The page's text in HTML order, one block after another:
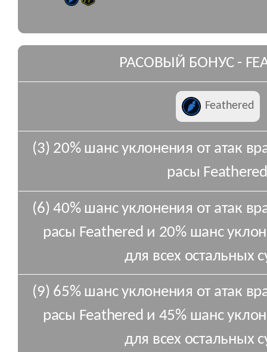
РАСОВЫЙ БОНУС -
Feathered
(3) 20% шанс уклонения от атак
расы
(6) 40% шанс уклонения от атак
расы Feathered и 20% шанс
для всех остальных
(9) 65% шанс уклонения от атак
расы Feathered и 45% шанс
для всех остальных